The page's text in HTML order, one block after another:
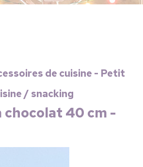
de cuisine - Petit
/ snacking
chocolat 40 cm -